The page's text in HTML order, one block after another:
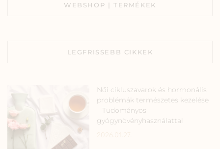
WEBSHOP | TERMÉKEK
LEGFRISSEBB CIKKEK
Női cikluszavarok és hormonális
problémák természetes kezelése
– Tudományos
gyógynövényhasználattal